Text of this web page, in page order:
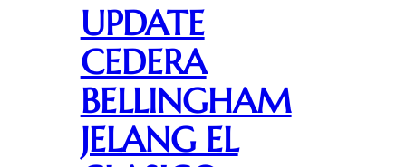
UPDATE
CEDERA
BELLINGHAM
JELANG EL